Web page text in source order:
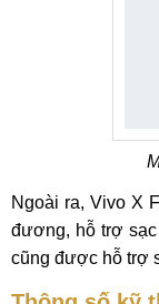
Ngoài ra, Vivo X
đương, hỗ trợ sạc
cũng được hỗ trợ